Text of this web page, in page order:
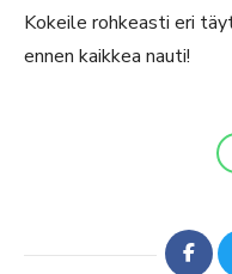
Kokeile rohkeasti eri
ennen kaikkea nauti!